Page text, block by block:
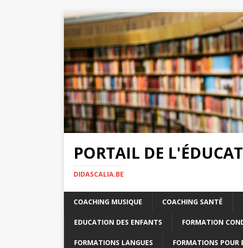
PORTAIL DE
DIDASCALIA.BE
COACHING MUSIQUE COACHING SANTÉ
EDUCATION DES ENFANTS FORMATION
FORMATIONS LANGUES FORMATIONS POUR